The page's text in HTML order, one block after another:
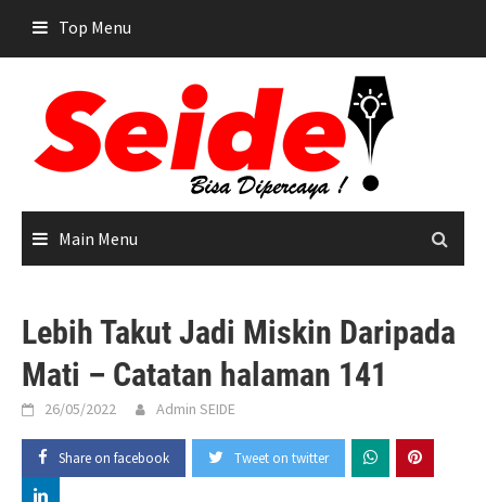
content
Top Menu
Main Menu
Lebih Takut Jadi Miskin Daripada
Mati – Catatan halaman 141
26/05/2022 Admin SEIDE
Share on facebook Tweet on twitter